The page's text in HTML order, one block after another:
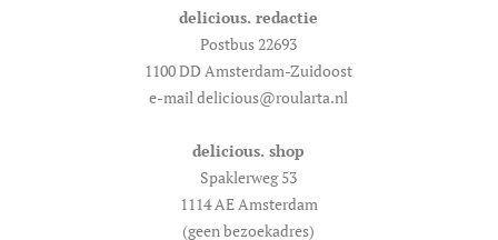
delicious. redactie
Postbus 22693
1100 DD Amsterdam-Zuidoost
e-mail delicious@roularta.nl
delicious. shop
Spaklerweg 53
1114 AE Amsterdam
(geen bezoekadres)